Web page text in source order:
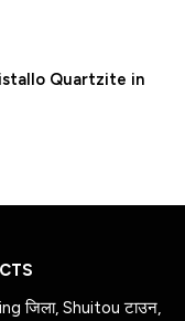
Quartzite in
जिला, Shuitou टाउन,